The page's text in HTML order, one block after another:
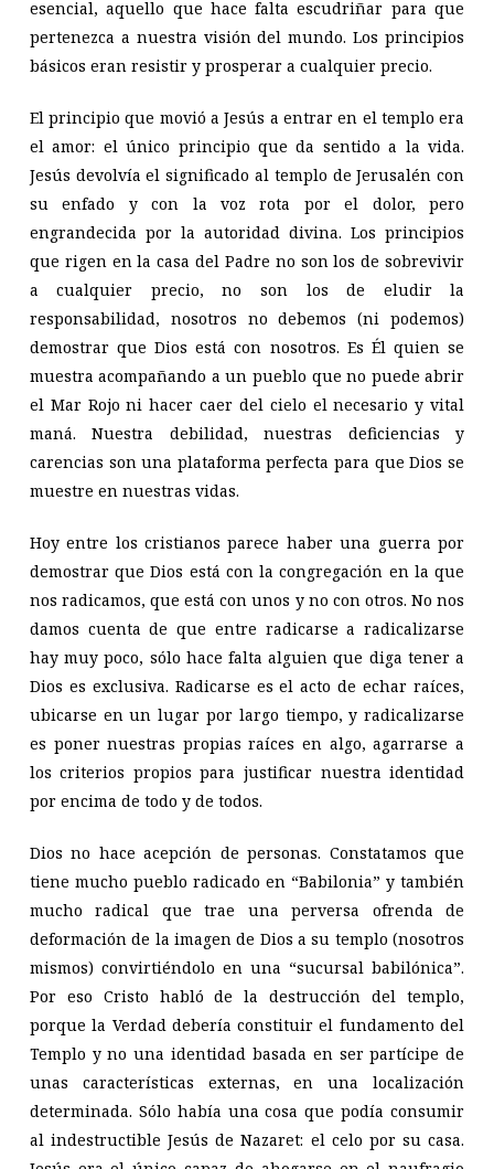
esencial, aquello que hace falta escudriñar para que
pertenezca a nuestra visión del mundo. Los principios
básicos eran resistir y prosperar a cualquier precio.
El principio que movió a Jesús a entrar en el templo era
el amor: el único principio que da sentido a la vida.
Jesús devolvía el significado al templo de Jerusalén con
su enfado y con la voz rota por el dolor, pero
engrandecida por la autoridad divina. Los principios
que rigen en la casa del Padre no son los de sobrevivir
a cualquier precio, no son los de eludir la
responsabilidad, nosotros no debemos (ni podemos)
demostrar que Dios está con nosotros. Es Él quien se
muestra acompañando a un pueblo que no puede abrir
el Mar Rojo ni hacer caer del cielo el necesario y vital
maná. Nuestra debilidad, nuestras deficiencias y
carencias son una plataforma perfecta para que Dios se
muestre en nuestras vidas.
Hoy entre los cristianos parece haber una guerra por
demostrar que Dios está con la congregación en la que
nos radicamos, que está con unos y no con otros. No nos
damos cuenta de que entre radicarse a radicalizarse
hay muy poco, sólo hace falta alguien que diga tener a
Dios es exclusiva. Radicarse es el acto de echar raíces,
ubicarse en un lugar por largo tiempo, y radicalizarse
es poner nuestras propias raíces en algo, agarrarse a
los criterios propios para justificar nuestra identidad
por encima de todo y de todos.
Dios no hace acepción de personas. Constatamos que
tiene mucho pueblo radicado en “Babilonia” y también
mucho radical que trae una perversa ofrenda de
deformación de la imagen de Dios a su templo (nosotros
mismos) convirtiéndolo en una “sucursal babilónica”.
Por eso Cristo habló de la destrucción del templo,
porque la Verdad debería constituir el fundamento del
Templo y no una identidad basada en ser partícipe de
unas características externas, en una localización
determinada. Sólo había una cosa que podía consumir
al indestructible Jesús de Nazaret: el celo por su casa.